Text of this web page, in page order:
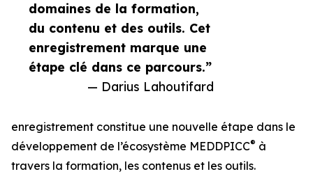
domaines de la formation,
du contenu et des outils. Cet
enregistrement marque une
étape clé dans ce parcours.”
— Darius Lahoutifard
enregistrement constitue une nouvelle étape dans le
développement de l’écosystème MEDDPICC® à
travers la formation, les contenus et les outils.